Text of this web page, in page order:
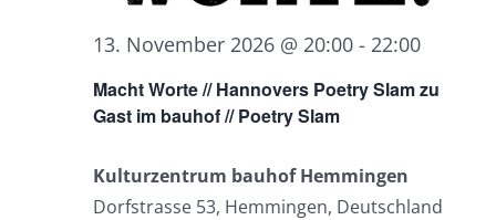
Macht Worte // Hannovers Poetry Slam zu
Gast im bauhof // Poetry Slam
13. November 2026 @ 20:00 - 22:00
Kulturzentrum bauhof Hemmingen
Dorfstrasse 53, Hemmingen, Deutschland